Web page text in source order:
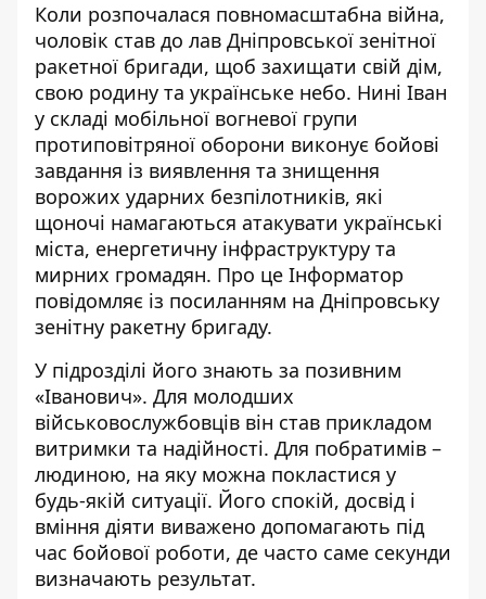
Коли розпочалася повномасштабна війна,
чоловік став до лав Дніпровської зенітної
ракетної бригади, щоб захищати свій дім,
свою родину та українське небо. Нині Іван
у складі мобільної вогневої групи
протиповітряної оборони виконує бойові
завдання із виявлення та знищення
ворожих ударних безпілотників, які
щоночі намагаються атакувати українські
міста, енергетичну інфраструктуру та
мирних громадян. Про це Інформатор
повідомляє із посиланням на Дніпровську
зенітну ракетну бригаду.
У підрозділі його знають за позивним
«Іванович». Для молодших
військовослужбовців він став прикладом
витримки та надійності. Для побратимів –
людиною, на яку можна покластися у
будь-якій ситуації. Його спокій, досвід і
вміння діяти виважено допомагають під
час бойової роботи, де часто саме секунди
визначають результат.